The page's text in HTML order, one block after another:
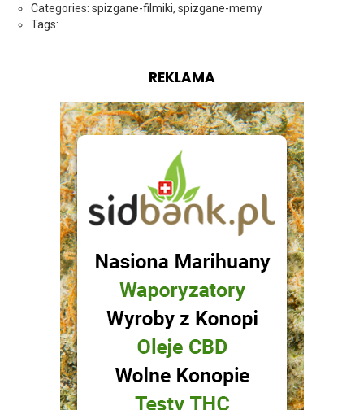
Categories: spizgane-filmiki, spizgane-memy
Tags:
REKLAMA